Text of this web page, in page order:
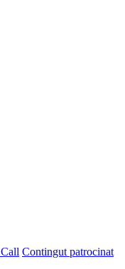
Contingut patrocinat